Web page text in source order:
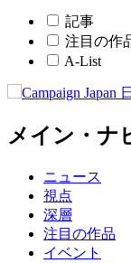
記事
注目の作
A-List
メイン・ナ
ニュース
視点
深層
注目の作品
イベント